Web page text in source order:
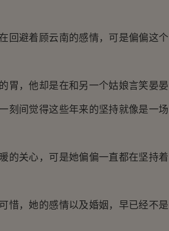
避着顾云南的感情，可是偏偏这个
，他却是在和另一个姑娘言笑晏晏
刻间觉得这些年来的坚持就像是一场
关心，可是她偏偏一直都在坚持着
，她的感情以及婚姻，早已经不是